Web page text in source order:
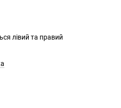
лівий та правий